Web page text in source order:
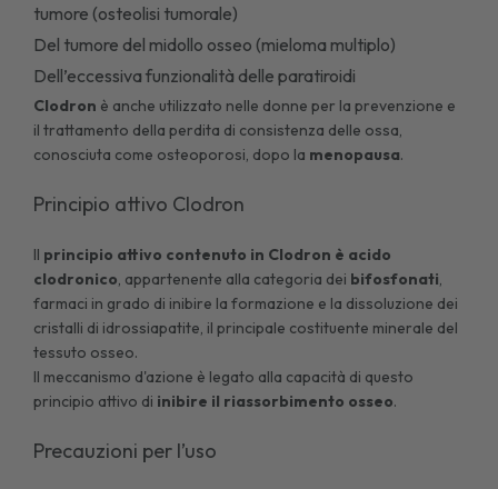
tumore (osteolisi tumorale)
Del tumore del midollo osseo (mieloma multiplo)
Dell’eccessiva funzionalità delle paratiroidi
Clodron è anche utilizzato nelle donne per la prevenzione e
il trattamento della perdita di consistenza delle ossa,
conosciuta come osteoporosi, dopo la menopausa.
Principio attivo Clodron
Il principio attivo contenuto in Clodron è acido
clodronico, appartenente alla categoria dei bifosfonati,
farmaci in grado di inibire la formazione e la dissoluzione dei
cristalli di idrossiapatite, il principale costituente minerale del
tessuto osseo.
Il meccanismo d'azione è legato alla capacità di questo
principio attivo di inibire il riassorbimento osseo.
Precauzioni per l’uso